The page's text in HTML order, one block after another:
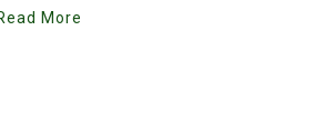
More